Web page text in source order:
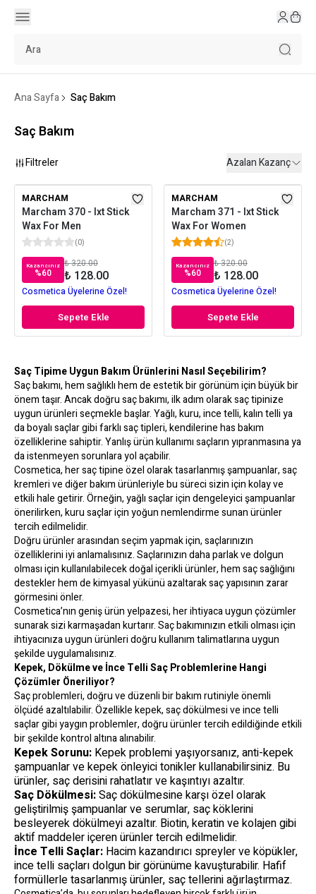
Ana Sayfa Saç Bakım
Saç Bakım
Filtreler Azalan Kazanç
MARCHAM
Marcham 370 - Ixt Stick
Wax For Men
(0)
Kazancınız
%60
₺ 320.00
₺ 128.00
Cosmetica Üyelerine Özel!
Sepete Ekle
MARCHAM
Marcham 371 - Ixt Stick
Wax For Women
(2)
Kazancınız
%60
₺ 320.00
₺ 128.00
Cosmetica Üyelerine Özel!
Sepete Ekle
Saç Tipime Uygun Bakım Ürünlerini Nasıl Seçebilirim?
Saç bakımı, hem sağlıklı hem de estetik bir görünüm için büyük bir
önem taşır. Ancak doğru saç bakımı, ilk adım olarak saç tipinize
uygun ürünleri seçmekle başlar. Yağlı, kuru, ince telli, kalın telli ya
da boyalı saçlar gibi farklı saç tipleri, kendilerine has bakım
özelliklerine sahiptir. Yanlış ürün kullanımı saçların yıpranmasına ya
da istenmeyen sorunlara yol açabilir.
Cosmetica, her saç tipine özel olarak tasarlanmış şampuanlar, saç
kremleri ve diğer bakım ürünleriyle bu süreci sizin için kolay ve
etkili hale getirir. Örneğin, yağlı saçlar için dengeleyici şampuanlar
önerilirken, kuru saçlar için yoğun nemlendirme sunan ürünler
tercih edilmelidir.
Doğru ürünler arasından seçim yapmak için, saçlarınızın
özelliklerini iyi anlamalısınız. Saçlarınızın daha parlak ve dolgun
olması için kullanılabilecek doğal içerikli ürünler, hem saç sağlığını
destekler hem de kimyasal yükünü azaltarak saç yapısının zarar
görmesini önler.
Cosmetica’nın geniş ürün yelpazesi, her ihtiyaca uygun çözümler
sunarak sizi karmaşadan kurtarır. Saç bakımınızın etkili olması için
ihtiyacınıza uygun ürünleri doğru kullanım talimatlarına uygun
şekilde uygulamalısınız.
Kepek, Dökülme ve İnce Telli Saç Problemlerine Hangi
Çözümler Öneriliyor?
Saç problemleri, doğru ve düzenli bir bakım rutiniyle önemli
ölçüdé azaltılabilir. Özellikle kepek, saç dökülmesi ve ince telli
saçlar gibi yaygın problemler, doğru ürünler tercih edildiğinde etkili
bir şekilde kontrol altına alınabilir.
Kepek Sorunu: Kepek problemi yaşıyorsanız, anti-kepek
şampuanlar ve kepek önleyici tonikler kullanabilirsiniz. Bu
ürünler, saç derisini rahatlatır ve kaşıntıyı azaltır.
Saç Dökülmesi:Saç dökülmesine karşı özel olarak
geliştirilmiş şampuanlar ve serumlar, saç köklerini
besleyerek dökülmeyi azaltır. Biotin, keratin ve kolajen gibi
aktif maddeler içeren ürünler tercih edilmelidir.
İnce Telli Saçlar: Hacim kazandırıcı spreyler ve köpükler,
ince telli saçları dolgun bir görünüme kavuşturabilir. Hafif
formüllerle tasarlanmış ürünler, saç tellerini ağırlaştırmaz.